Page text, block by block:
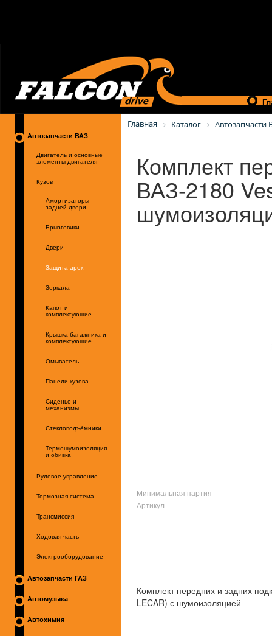
Автозапчасти ВАЗ
Двигатель и основные
элементы двигателя
Кузов
Амортизаторы
задней двери
Брызговики
Двери
Защита арок
Зеркала
Капот и
комплектующие
Крышка багажника и
комплектующие
Омыватель
Панели кузова
Сиденье и
механизмы
Стеклоподъёмники
Термошумоизоляция
и обивка
Рулевое управление
Тормозная система
Трансмиссия
Ходовая часть
Электрооборудование
Автозапчасти ГАЗ
Автомузыка
Автохимия
Главная Каталог Автозапчасти
Комплект
ВАЗ-2180
Минимальная партия
Артикул
Комплект передних и задних
LECAR) с шумоизоляцией